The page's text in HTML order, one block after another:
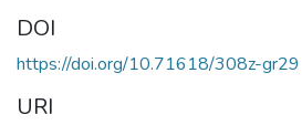
DOI
https://doi.org/10.71618/308z-gr29
URI